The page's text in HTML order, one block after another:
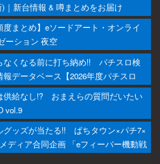
)｜新台情報 & 噂まとめをお届け
度まとめ】eソードアート・オンライ
ーション 夜空
なくなる前に打ち納め!! パチスロ検
報データベース【2026年度パチスロ
供給なし!? おまえらの質問だいたい
vol.9
グッズが当たる!! ぱちタウン×パチ7×
ディア合同企画 「eフィーバー機動戦